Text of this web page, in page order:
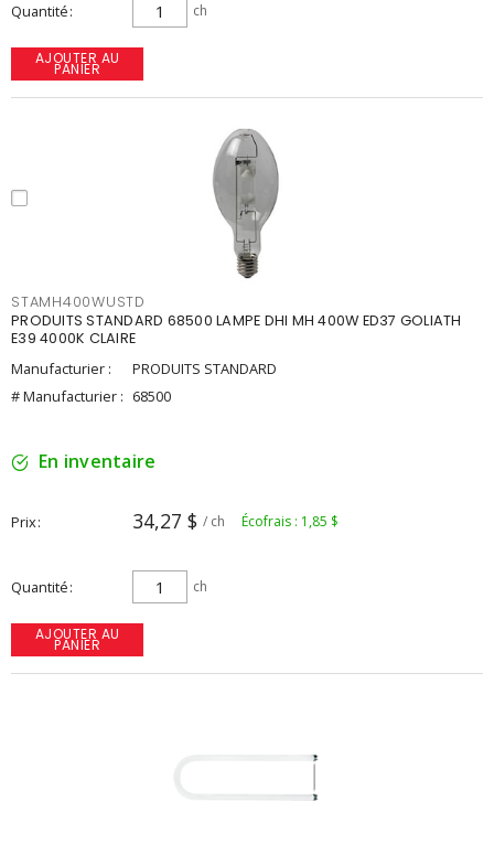
Quantité ch
AJOUTER AU
PANIER
STAMH400WUSTD
PRODUITS STANDARD 68500 LAMPE DHI MH 400W ED37 GOLIATH
E39 4000K CLAIRE
Manufacturier :
PRODUITS STANDARD
# Manufacturier : 68500
En inventaire
Prix 34,27 $ / ch Écofrais : 1,85 $
Quantité ch
AJOUTER AU
PANIER